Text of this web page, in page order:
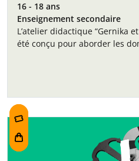
16 - 18 ans
Enseignement secondaire
L’atelier didactique “Gernika
été conçu pour aborder les